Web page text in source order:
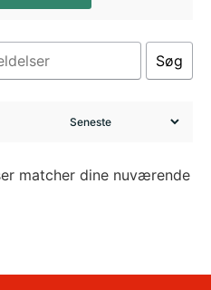
Søg
matcher dine nuværende